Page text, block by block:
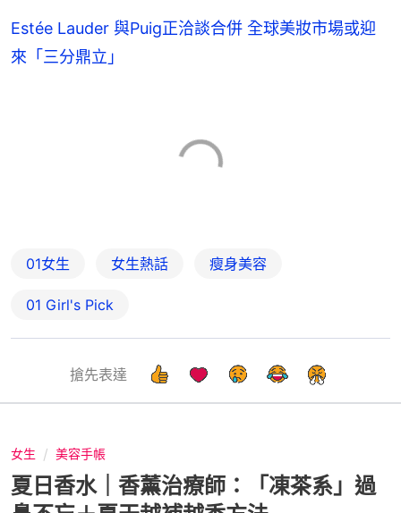
Estée Lauder 與Puig正洽談合併 全球美妝市場或迎
來「三分鼎立」
01女生 女生熱話 瘦身美容
01 Girl's Pick
搶先表達
女生 美容手帳
夏日香水｜香薰治療師：「凍茶系」過